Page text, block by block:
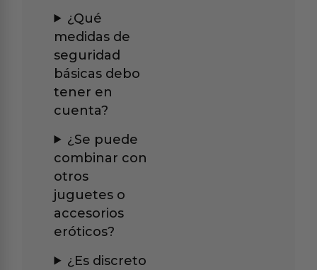
¿Qué
medidas de
seguridad
básicas debo
tener en
cuenta?
¿Se puede
combinar con
otros
juguetes o
accesorios
eróticos?
¿Es discreto